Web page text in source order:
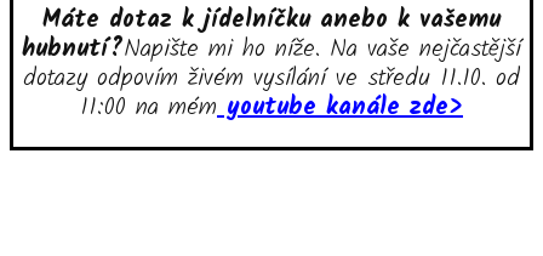
Máte dotaz k jídelníčku anebo k vašemu
hubnutí?Napište mi ho níže. Na vaše nejčastější
dotazy odpovím živém vysílání ve středu 11.10. od
11:00 na mémyoutube kanále zde>